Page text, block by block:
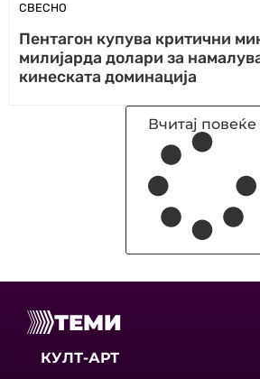
СВЕСНО
Пентагон купува критични
милијарда долари за
кинеската доминација
Вчитај повеќе
ТЕМИ
КУЛТ-АРТ